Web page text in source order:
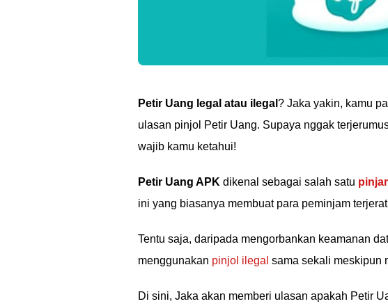
Petir Uang legal atau ilegal ? Jaka yakin, kamu
ulasan pinjol Petir Uang. Supaya nggak
wajib kamu ketahui!
Petir Uang APK dikenal sebagai salah satu
ini yang biasanya membuat para peminjam
Tentu saja, daripada mengorbankan keamanan
menggunakan pinjol ilegal sama sekali meskipun
Di sini, Jaka akan memberi ulasan apakah Petir